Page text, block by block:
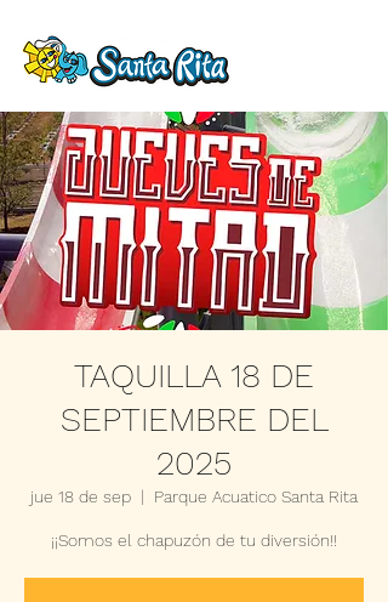
TAQUILLA 18 DE
SEPTIEMBRE DEL
2025
jue 18 de sep
  |
Parque Acuatico Santa Rita
¡¡Somos el chapuzón de tu diversión!!